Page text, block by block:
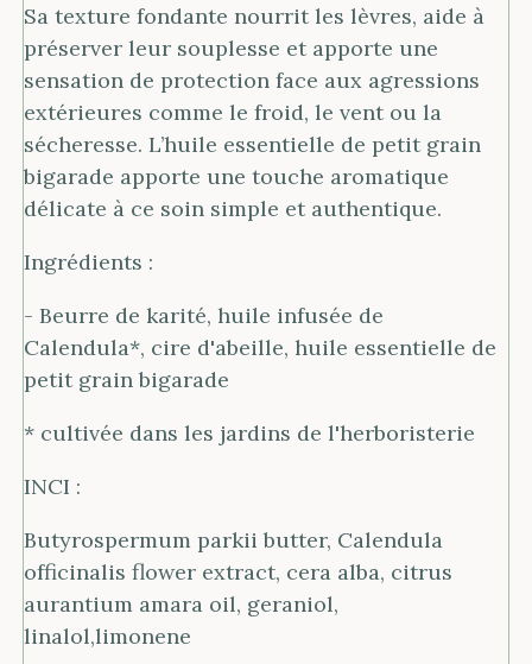
Sa texture fondante nourrit les lèvres, aide à
préserver leur souplesse et apporte une
sensation de protection face aux agressions
extérieures comme le froid, le vent ou la
sécheresse. L’huile essentielle de petit grain
bigarade apporte une touche aromatique
délicate à ce soin simple et authentique.
Ingrédients :
- Beurre de karité, huile infusée de
Calendula*, cire d'abeille, huile essentielle de
petit grain bigarade
* cultivée dans les jardins de l'herboristerie
INCI :
Butyrospermum parkii butter, Calendula
officinalis flower extract, cera alba, citrus
aurantium amara oil, geraniol,
linalol,limonene